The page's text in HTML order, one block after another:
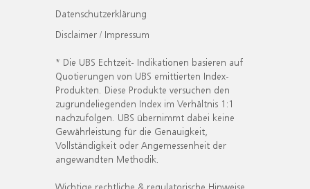
Datenschutzerklärung
Disclaimer / Impressum
* Die UBS Echtzeit- Indikationen basieren auf
Quotierungen von UBS emittierten Index-
Produkten. Diese Produkte versuchen den
zugrundeliegenden Index im Verhältnis 1:1
nachzufolgen. UBS übernimmt dabei keine
Gewährleistung für die Genauigkeit,
Vollständigkeit oder Angemessenheit der
angewandten Methodik.